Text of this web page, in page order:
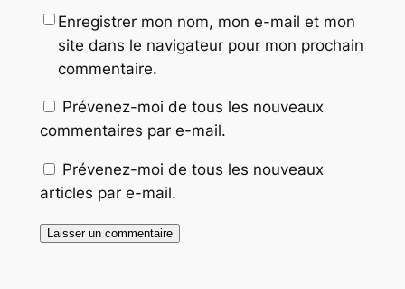
Enregistrer mon nom, mon e-mail et mon
site dans le navigateur pour mon prochain
commentaire.
Prévenez-moi de tous les nouveaux
commentaires par e-mail.
Prévenez-moi de tous les nouveaux
articles par e-mail.